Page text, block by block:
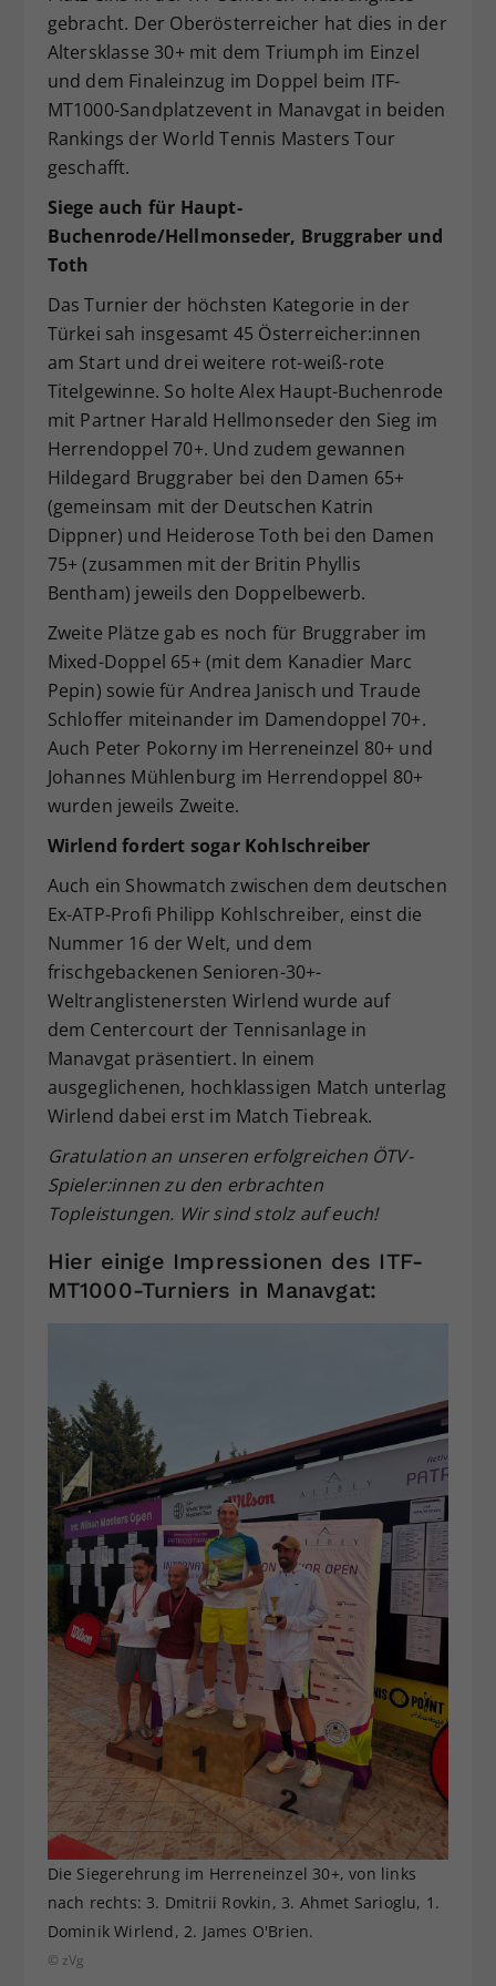
gebracht. Der Oberösterreicher hat dies in der
Altersklasse 30+ mit dem Triumph im Einzel
und dem Finaleinzug im Doppel beim ITF-
MT1000-Sandplatzevent in Manavgat in beiden
Rankings der World Tennis Masters Tour
geschafft.
Siege auch für Haupt-
Buchenrode/Hellmonseder, Bruggraber und
Toth
Das Turnier der höchsten Kategorie in der
Türkei sah insgesamt 45 Österreicher:innen
am Start und drei weitere rot-weiß-rote
Titelgewinne. So holte Alex Haupt-Buchenrode
mit Partner Harald Hellmonseder den Sieg im
Herrendoppel 70+. Und zudem gewannen
Hildegard Bruggraber bei den Damen 65+
(gemeinsam mit der Deutschen Katrin
Dippner) und Heiderose Toth bei den Damen
75+ (zusammen mit der Britin Phyllis
Bentham) jeweils den Doppelbewerb.
Zweite Plätze gab es noch für Bruggraber im
Mixed-Doppel 65+ (mit dem Kanadier Marc
Pepin) sowie für Andrea Janisch und Traude
Schloffer miteinander im Damendoppel 70+.
Auch Peter Pokorny im Herreneinzel 80+ und
Johannes Mühlenburg im Herrendoppel 80+
wurden jeweils Zweite.
Wirlend fordert sogar Kohlschreiber
Auch ein Showmatch zwischen dem deutschen
Ex-ATP-Profi Philipp Kohlschreiber, einst die
Nummer 16 der Welt, und dem
frischgebackenen Senioren-30+-
Weltranglistenersten Wirlend wurde auf
dem Centercourt der Tennisanlage in
Manavgat präsentiert. In einem
ausgeglichenen, hochklassigen Match unterlag
Wirlend dabei erst im Match Tiebreak.
Gratulation an unseren erfolgreichen ÖTV-
Spieler:innen zu den erbrachten
Topleistungen. Wir sind stolz auf euch!
Hier einige Impressionen des ITF-
MT1000-Turniers in Manavgat:
Die Siegerehrung im Herreneinzel 30+, von links
nach rechts: 3. Dmitrii Rovkin, 3. Ahmet Sarioglu, 1.
Dominik Wirlend, 2. James O'Brien.
© zVg
Zweck
Dieser Wert speichert Ihre Consent-
Einstellungen. Unter anderem eine
zufällig generierte ID, für die
historische Speicherung Ihrer
vorgenommen Einstellungen, falls der
Webseiten-Betreiber dies eingestellt